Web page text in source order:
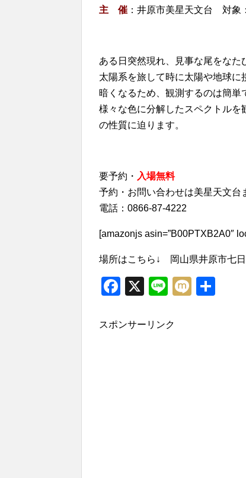
主 催 ：井原市美星天文台 対象
ある日突然現れ、見事な尾をなた
太陽系を旅して時に太陽や地球に
暗くなるため、観測するのは簡単
様々な色に分解したスペクトルを
の性質に迫ります。
要予約・ 入場無料
予約・お問い合わせは美星天文台
電話：0866-87-4222
[amazonjs asin=”B00PTXB2A0″
場所はこちら↓ 岡山県井原市七
Facebook
X LineMixi
スポンサーリンク